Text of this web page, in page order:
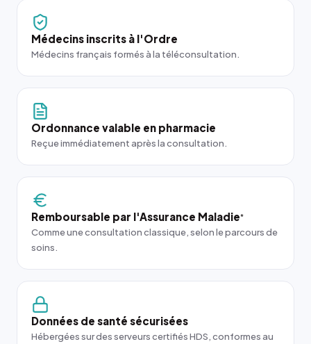
Médecins inscrits à l'Ordre
Médecins français formés à la téléconsultation.
Ordonnance valable en pharmacie
Reçue immédiatement après la consultation.
Remboursable par l'Assurance Maladie*
Comme une consultation classique, selon le parcours de
soins.
Données de santé sécurisées
Hébergées sur des serveurs certifiés HDS, conformes au